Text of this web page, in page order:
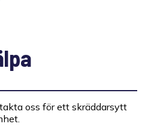
oss för ett skräddarsytt